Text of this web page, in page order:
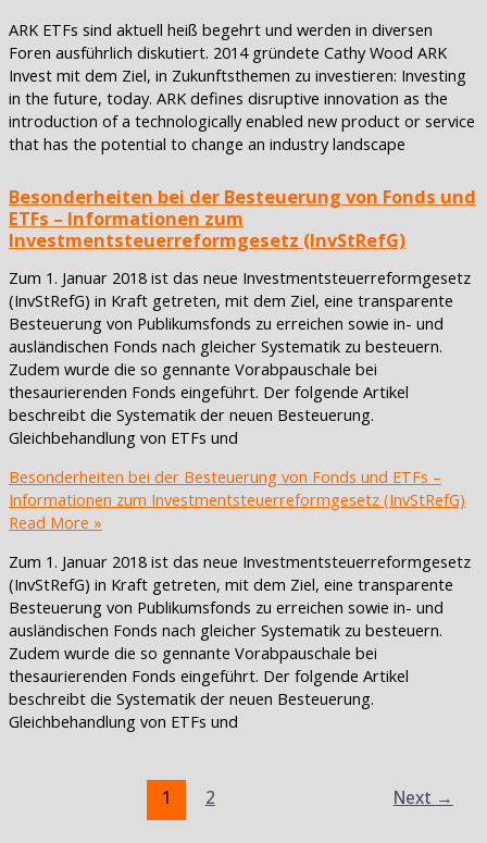
ARK ETFs sind aktuell heiß begehrt und werden in diversen
Foren ausführlich diskutiert. 2014 gründete Cathy Wood ARK
Invest mit dem Ziel, in Zukunftsthemen zu investieren: Investing
in the future, today. ARK defines disruptive innovation as the
introduction of a technologically enabled new product or service
that has the potential to change an industry landscape
Besonderheiten bei der Besteuerung von Fonds und
ETFs – Informationen zum
Investmentsteuerreformgesetz (InvStRefG)
Zum 1. Januar 2018 ist das neue Investmentsteuerreformgesetz
(InvStRefG) in Kraft getreten, mit dem Ziel, eine transparente
Besteuerung von Publikumsfonds zu erreichen sowie in- und
ausländischen Fonds nach gleicher Systematik zu besteuern.
Zudem wurde die so gennante Vorabpauschale bei
thesaurierenden Fonds eingeführt. Der folgende Artikel
beschreibt die Systematik der neuen Besteuerung.
Gleichbehandlung von ETFs und
Besonderheiten bei der Besteuerung von Fonds und ETFs –
Informationen zum Investmentsteuerreformgesetz (InvStRefG)
Read More »
Zum 1. Januar 2018 ist das neue Investmentsteuerreformgesetz
(InvStRefG) in Kraft getreten, mit dem Ziel, eine transparente
Besteuerung von Publikumsfonds zu erreichen sowie in- und
ausländischen Fonds nach gleicher Systematik zu besteuern.
Zudem wurde die so gennante Vorabpauschale bei
thesaurierenden Fonds eingeführt. Der folgende Artikel
beschreibt die Systematik der neuen Besteuerung.
Gleichbehandlung von ETFs und
1 2 Next →